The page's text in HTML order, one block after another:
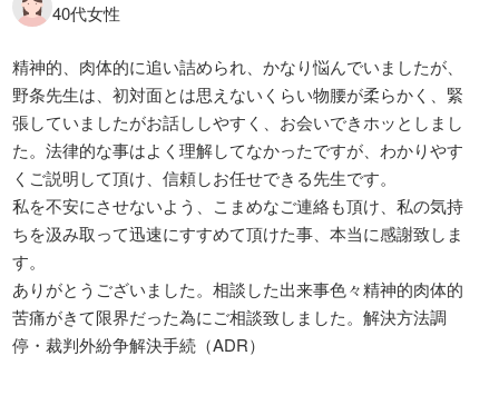
40代女性
精神的、肉体的に追い詰められ、かなり悩んでいましたが、
野条先生は、初対面とは思えないくらい物腰が柔らかく、緊
張していましたがお話ししやすく、お会いできホッとしまし
た。法律的な事はよく理解してなかったですが、わかりやす
くご説明して頂け、信頼しお任せできる先生です。
私を不安にさせないよう、こまめなご連絡も頂け、私の気持
ちを汲み取って迅速にすすめて頂けた事、本当に感謝致しま
す。
ありがとうございました。相談した出来事色々精神的肉体的
苦痛がきて限界だった為にご相談致しました。解決方法調
停・裁判外紛争解決手続（ADR）